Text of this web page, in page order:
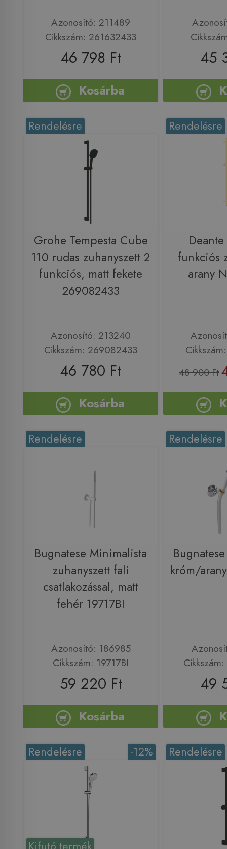
Azonosító: 211489
Cikkszám: 261632433
46 798 Ft
Kosárba
45
Rendelésre
Grohe Tempesta Cube
110 rudas zuhanyszett 2
funkciós, matt fekete
269082433
Azonosító: 213240
Cikkszám: 269082433
46 780 Ft
Kosárba
Rendelésre
funkciós
arany
48 900 Ft
Rendelésre
Bugnatese Minimalista
zuhanyszett fali
csatlakozással, matt
fehér 19717BI
Azonosító: 186985
Cikkszám: 19717BI
59 220 Ft
Kosárba
Rendelésre
króm/
49
-12%
Rendelésre Rendelésre